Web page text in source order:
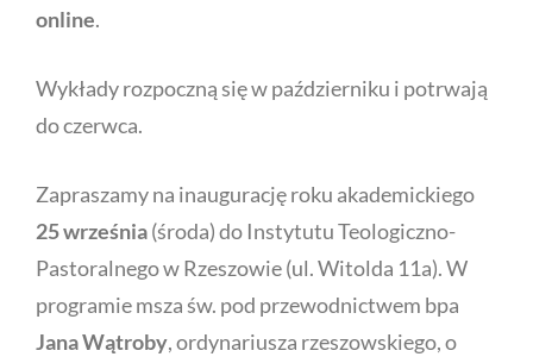
online.
Wykłady rozpoczną się w październiku i potrwają
do czerwca.
Zapraszamy na inaugurację roku akademickiego
25 września(środa) do Instytutu Teologiczno-
Pastoralnego w Rzeszowie (ul. Witolda 11a). W
programie msza św. pod przewodnictwem bpa
Jana Wątroby, ordynariusza rzeszowskiego, o